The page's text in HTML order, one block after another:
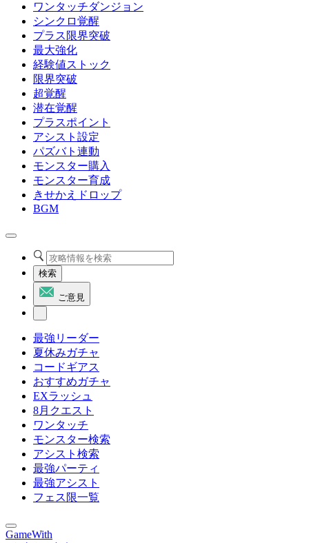
ワンタッチダンジョン
シンクロ覚醒
プラス限界突破
最大強化
経験値ストック
限界突破
超覚醒
潜在覚醒
プラスポイント
アシスト設定
パズバト連動
モンスター購入
モンスター育成
きせかえドロップ
BGM
検索
ご意見
最強リーダー
夏休みガチャ
コードギアス
おすすめガチャ
EXラッシュ
8月クエスト
ワンタッチ
モンスター検索
アシスト検索
最強パーティ
最強アシスト
フェス限一覧
GameWith